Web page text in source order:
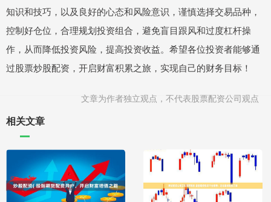
知识和技巧，以及良好的心态和风险意识，谨慎选择交易品种，
控制好仓位，合理规划投资组合，避免盲目跟风和过度杠杆操
作，从而降低投资风险，提高投资收益。希望各位投资者能够通
过股票炒股配资，开启财富积累之旅，实现自己的财务目标！
文章为作者独立观点，不代表股票配资公司观点
相关文章